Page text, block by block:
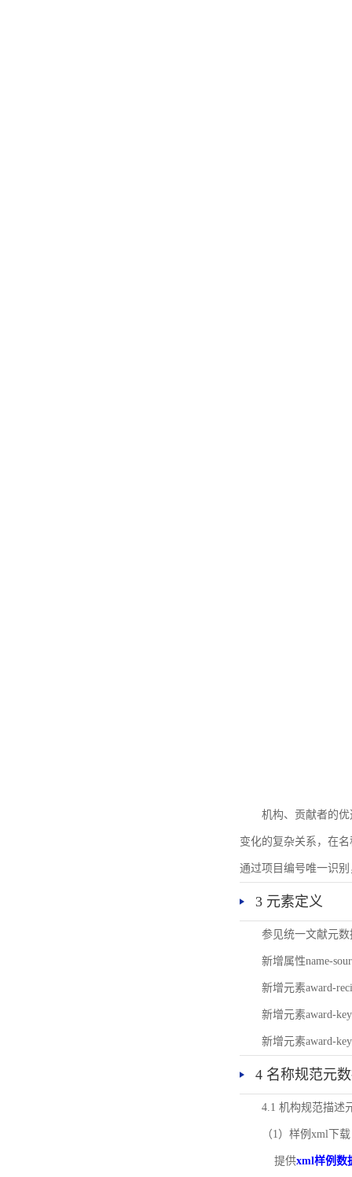
机构、贡献者的
变化的复杂关系，在
通过项目编号唯一识
3 元素定义
参见统一文献元
新增属性name-
新增元素award-
新增元素award-
新增元素award-
4 名称规范元
4.1 机构规范描述
（1）样例xml下载
提供xml样例数